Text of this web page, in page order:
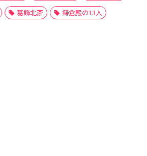
葛飾北斎 鎌倉殿の13人